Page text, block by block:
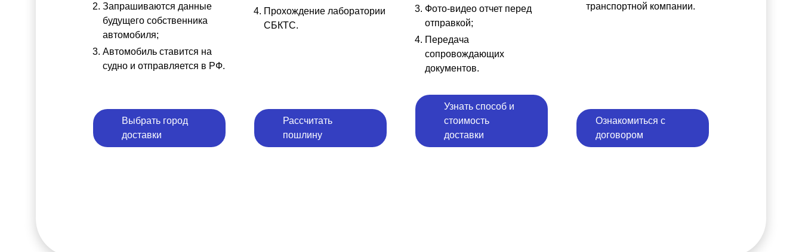
Запрашиваются данные
будущего собственника
автомобиля;
Автомобиль ставится на
судно и отправляется в РФ.
Выбрать город
доставки
Прохождение лаборатории
СБКТС.
Рассчитать
пошлину
Фото-видео отчет перед
отправкой;
Передача
сопровождающих
документов.
Узнать способ и
стоимость
доставки
транспортной компании.
Ознакомиться с
договором